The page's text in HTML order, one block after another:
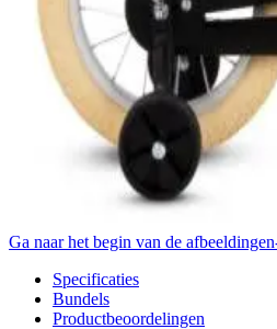
Ga naar het begin van de
Specificaties
Bundels
Productbeoordelingen